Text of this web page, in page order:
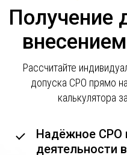
Получение
Рассчитайте
допуска СРО прямо
калькулятора
Надёжное СРО
деятельности